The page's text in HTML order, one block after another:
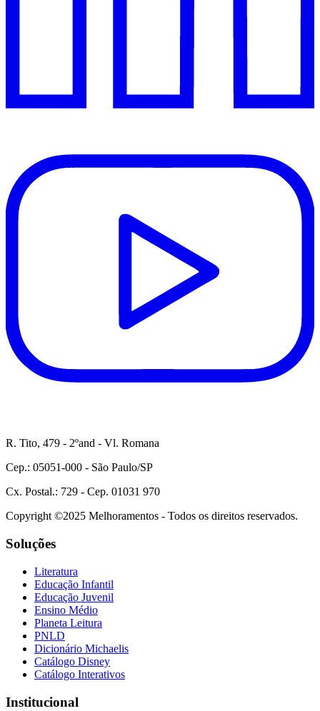
R. Tito, 479 - 2ºand - Vl. Romana
Cep.: 05051-000 - São Paulo/SP
Cx. Postal.: 729 - Cep. 01031 970
Copyright ©2025 Melhoramentos - Todos os direitos reservados.
Soluções
Literatura
Educação Infantil
Educação Juvenil
Ensino Médio
Planeta Leitura
PNLD
Dicionário Michaelis
Catálogo Disney
Catálogo Interativos
Institucional